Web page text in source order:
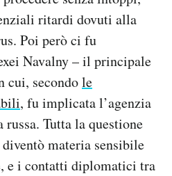
ritardi dovuti alla
Poi però ci fu
Navalny – il principale
cui, secondole
, fu implicata l’agenzia
Tutta la questione
materia sensibile
e i contatti diplomatici tra